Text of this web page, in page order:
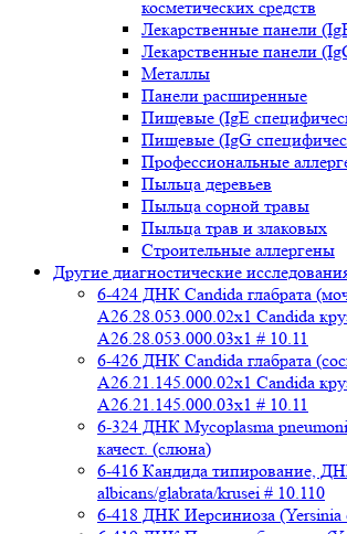
косметических средств
Лекарственные панели
Лекарственные панели
Металлы
Панели расширенные
Пищевые (IgE
Пищевые (IgG
Профессиональные
Пыльца деревьев
Пыльца сорной травы
Пыльца трав и злаковых
Строительные аллергены
Другие диагностические
6-424 ДНК Candida глабрата
A26.28.053.000.02x1 Candida
A26.28.053.000.03x1 # 10.11
6-426 ДНК Candida глабрата
A26.21.145.000.02x1 Candida
A26.21.145.000.03x1 # 10.11
6-324 ДНК Mycoplasma
качест. (слюна)
6-416 Кандида типирование,
albicans/glabrata/krusei # 10.110
6-418 ДНК Иерсиниоза (Yersinia